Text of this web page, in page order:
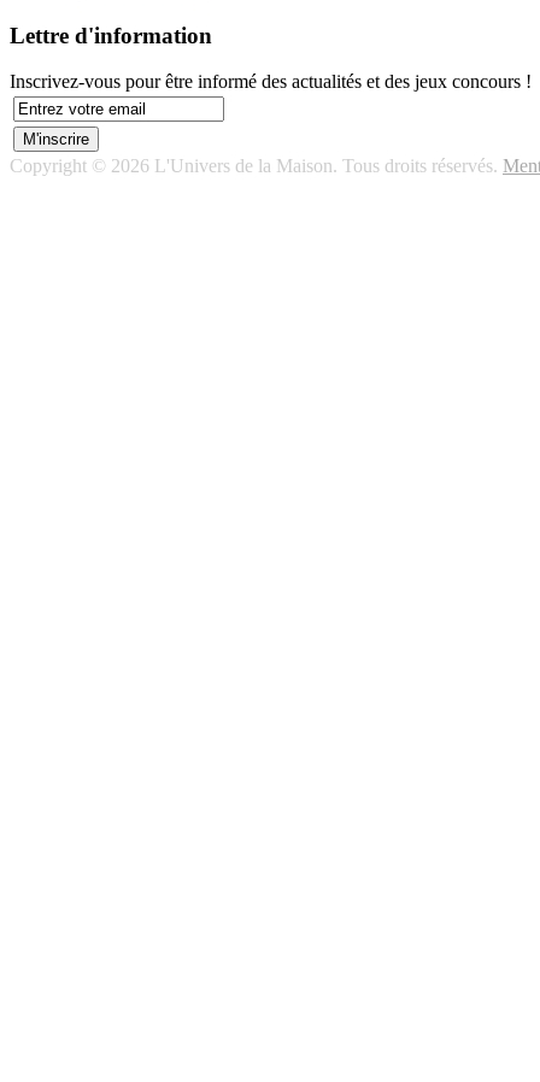
Lettre d'information
Inscrivez-vous pour être informé des actualités et des jeux concours !
Copyright © 2026 L'Univers de la Maison. Tous droits réservés.